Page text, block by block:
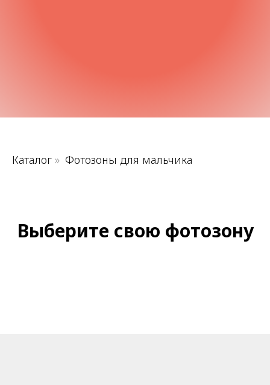
Каталог » Фотозоны для мальчика
Выберите свою фотозону